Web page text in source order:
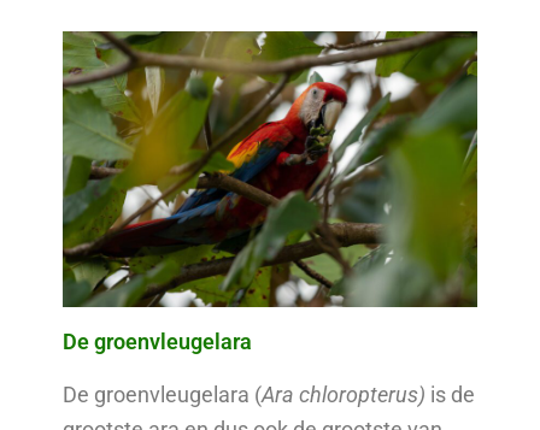
De groenvleugelara
De groenvleugelara (Ara chloropterus) is de